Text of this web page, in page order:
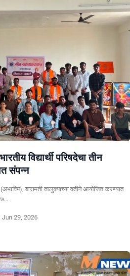
विद्यार्थी परिषदेचा तीन
संपन्न
(अभाविप), बारामती तालुक्याच्या वतीने आयोजित करण्यात
Jun 29, 2026